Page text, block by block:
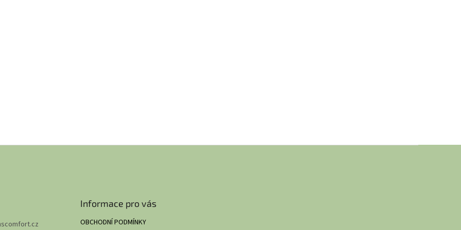
Informace pro vás
OBCHODNÍ PODMÍNKY